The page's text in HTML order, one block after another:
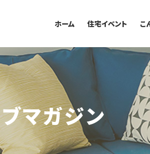
ホーム 住宅イベント こ
マガジン